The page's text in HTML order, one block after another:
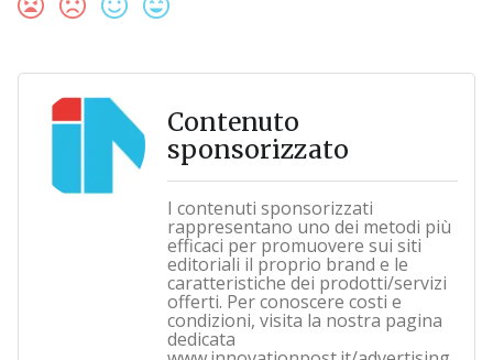
Contenuto
sponsorizzato
I contenuti sponsorizzati
rappresentano uno dei metodi più
efficaci per promuovere sui siti
editoriali il proprio brand e le
caratteristiche dei prodotti/servizi
offerti. Per conoscere costi e
condizioni, visita la nostra pagina
dedicata